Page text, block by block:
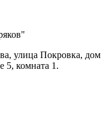
улица Покровка, дом
5, комната 1.